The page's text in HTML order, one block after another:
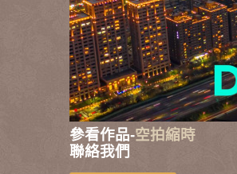
參看作品-空拍縮時
聯絡我們